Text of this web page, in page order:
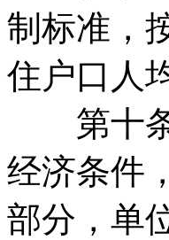
制标准，
住户口人
第十条
经济条件
部分，单